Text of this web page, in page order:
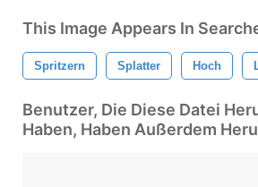
This Image Appears In
Spritzern Splatter Hoch
Benutzer, Die Diese Datei
Haben, Haben Außerdem